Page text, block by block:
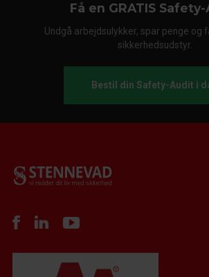
Få en GRATIS
Undgå arbejdsulykker, spar penge og
sikkerhedsudstyr.
Bestil din Safety-Audit i